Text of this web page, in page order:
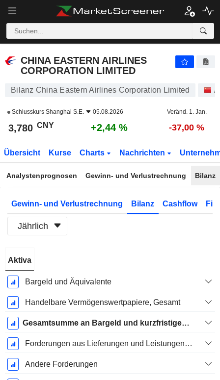
CHINA EASTERN AIRLINES
CORPORATION LIMITED
Bilanz China Eastern Airlines Corporation Limited
Schlusskurs Shanghai S.E. 05.08.2026 Veränd. 1. Jan.
3,780 CNY +2,44 % -37,00 %
Übersicht Kurse Charts Nachrichten
Analystenprognosen Gewinn- und Verlustrechnung Bilanz
Gewinn- und Verlustrechnung Bilanz Cashflow
Jährlich
Geschäftsjahres:
Dezember
Aktiva
Bargeld und Äquivalente
Handelbare Vermögenswertpapiere, Gesamt
Gesamtsumme an Bargeld und kurzfristigen Investitionen
Forderungen aus Lieferungen und Leistungen, Gesamt
Andere Forderungen